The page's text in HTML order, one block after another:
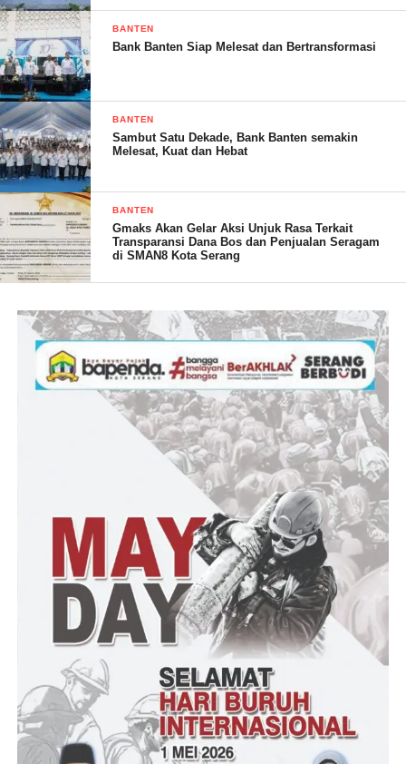
(YEN/RG)
Post Views:
BANTEN
Bank Banten Siap Melesat dan Bertransformasi
BANTEN
Sambut Satu Dekade, Bank Banten semakin
Melesat, Kuat dan Hebat
BANTEN
Gmaks Akan Gelar Aksi Unjuk Rasa Terkait
Transparansi Dana Bos dan Penjualan Seragam
di SMAN8 Kota Serang